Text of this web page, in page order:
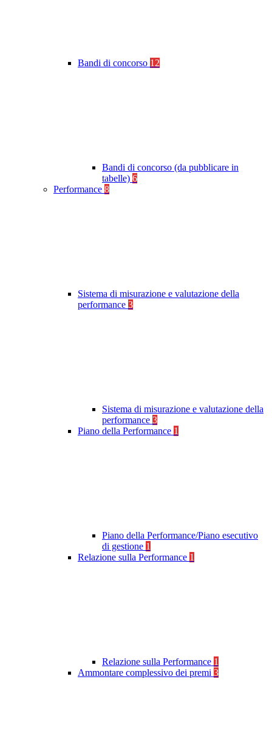
Bandi di concorso 12
Bandi di concorso (da pubblicare in
tabelle) 6
Performance 8
Sistema di misurazione e valutazione della
performance 3
Sistema di misurazione e valutazione della
performance 3
Piano della Performance 1
Piano della Performance/Piano esecutivo
di gestione 1
Relazione sulla Performance 1
Relazione sulla Performance 1
Ammontare complessivo dei premi 3